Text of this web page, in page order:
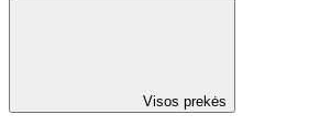
Visos prekės